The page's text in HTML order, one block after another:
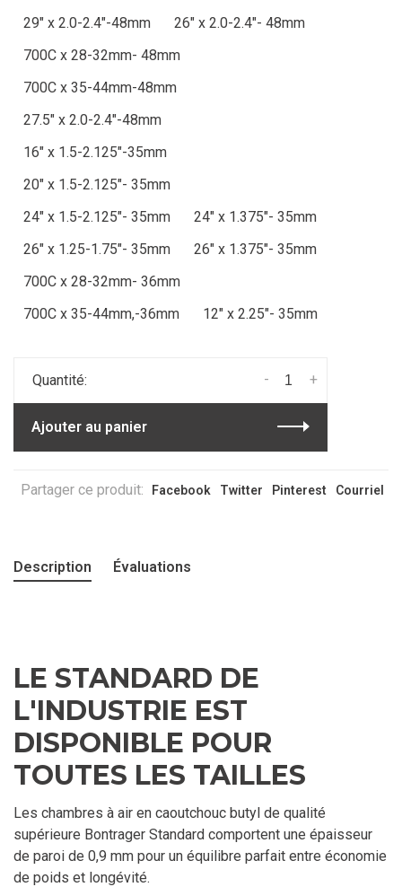
29" x 2.0-2.4"-48mm
26" x 2.0-2.4"- 48mm
700C x 28-32mm- 48mm
700C x 35-44mm-48mm
27.5" x 2.0-2.4"-48mm
16" x 1.5-2.125"-35mm
20" x 1.5-2.125"- 35mm
24" x 1.5-2.125"- 35mm
24" x 1.375"- 35mm
26" x 1.25-1.75"- 35mm
26" x 1.375"- 35mm
700C x 28-32mm- 36mm
700C x 35-44mm,-36mm
12" x 2.25"- 35mm
Quantité: +
-
Ajouter au panier
Partager ce produit: Facebook Twitter Pinterest Courriel
Description Évaluations
LE STANDARD DE
L'INDUSTRIE EST
DISPONIBLE POUR
TOUTES LES TAILLES
Les chambres à air en caoutchouc butyl de qualité
supérieure Bontrager Standard comportent une épaisseur
de paroi de 0,9 mm pour un équilibre parfait entre économie
de poids et longévité.